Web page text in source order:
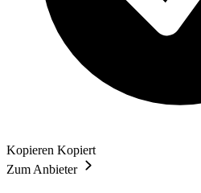
Kopieren Kopiert
Zum Anbieter